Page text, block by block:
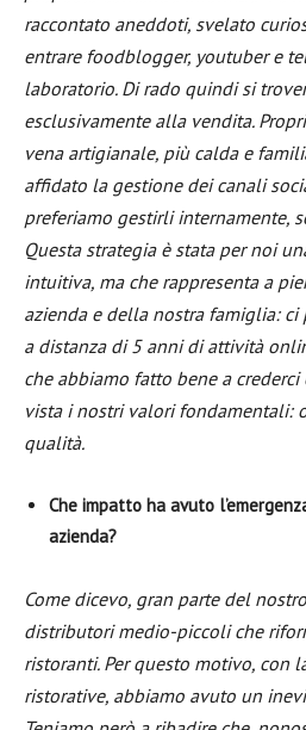
raccontato aneddoti, svelato
entrare foodblogger, youtuber e
laboratorio. Di rado quindi si
esclusivamente alla vendita.
vena artigianale, più calda e
affidato la gestione dei canali
preferiamo gestirli internamente,
Questa strategia è stata per noi
intuitiva, ma che rappresenta a
azienda e della nostra famiglia: ci
a distanza di 5 anni di attività
che abbiamo fatto bene a
vista i nostri valori fondamentali:
qualità.
Che impatto ha avuto
azienda?
Come dicevo, gran parte del
distributori medio-piccoli che
ristoranti. Per questo motivo, con
ristorative, abbiamo avuto un